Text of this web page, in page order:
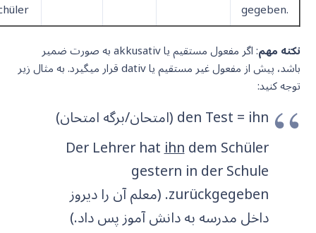
gegeben.
نکته مهم
: اگر مفعول مستقیم یا akkusativ به صورت ضمیر
باشد، پیش از مفعول غیر مستقیم یا dativ قرار میگیرد. به مثال زیر
توجه کنید:
den Test = ihn (امتحان/برگه امتحان)
Der Lehrer hatihndem Schüler
gestern in der Schule
zurückgegeben. (معلم آن را دیروز
داخل مدرسه به دانش آموز پس داد.)